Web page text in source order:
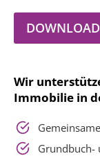
Wir
Immobilie in
Grundbuch-